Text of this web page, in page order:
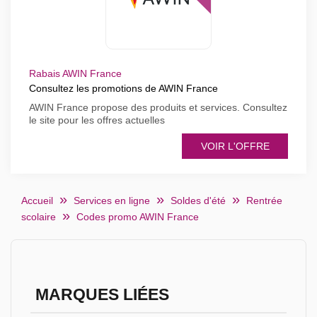
Rabais AWIN France
Consultez les promotions de AWIN France
AWIN France propose des produits et services. Consultez
le site pour les offres actuelles
VOIR L'OFFRE
Accueil Services en ligne Soldes d'été
Rentrée
scolaire
Codes promo AWIN France
MARQUES LIÉES